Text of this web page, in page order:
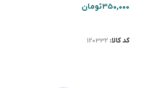
350,000تومان
کد کالا: 120332